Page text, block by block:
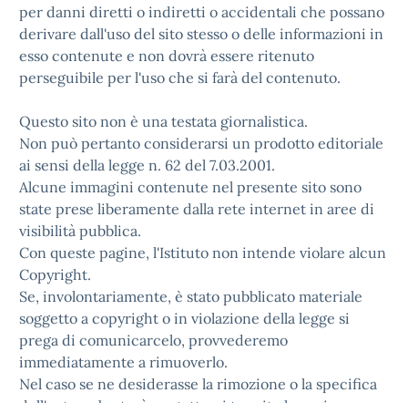
per danni diretti o indiretti o accidentali che possano
derivare dall'uso del sito stesso o delle informazioni in
esso contenute e non dovrà essere ritenuto
perseguibile per l'uso che si farà del contenuto.
Questo sito non è una testata giornalistica.
Non può pertanto considerarsi un prodotto editoriale
ai sensi della legge n. 62 del 7.03.2001.
Alcune immagini contenute nel presente sito sono
state prese liberamente dalla rete internet in aree di
visibilità pubblica.
Con queste pagine, l'Istituto non intende violare alcun
Copyright.
Se, involontariamente, è stato pubblicato materiale
soggetto a copyright o in violazione della legge si
prega di comunicarcelo, provvederemo
immediatamente a rimuoverlo.
Nel caso se ne desiderasse la rimozione o la specifica